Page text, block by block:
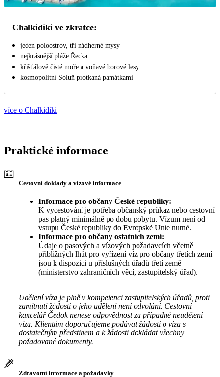
Chalkidiki ve zkratce:
jeden poloostrov, tři nádherné mysy
nejkrásnější pláže Řecka
křišťálově čisté moře a voňavé borové lesy
kosmopolitní Soluň protkaná památkami
více o Chalkidiki
Praktické informace
Cestovní doklady a vízové informace
Informace pro občany České republiky:
K vycestování je potřeba občanský průkaz nebo cestovní
pas platný minimálně po dobu pobytu. Vízum není od
vstupu České republiky do Evropské Unie nutné.
Informace pro občany ostatních zemí:
Údaje o pasových a vízových požadavcích včetně
přibližných lhůt pro vyřízení víz pro občany třetích zemí
jsou k dispozici u příslušných úřadů třetí země
(ministerstvo zahraničních věcí, zastupitelský úřad).
Udělení víza je plně v kompetenci zastupitelských úřadů, proti
zamítnutí žádosti o jeho udělení není odvolání. Cestovní
kancelář Čedok nenese odpovědnost za případné neudělení
víza. Klientům doporučujeme podávat žádosti o víza s
dostatečným předstihem a k žádosti dokládat všechny
požadované dokumenty.
Zdravotní informace a požadavky